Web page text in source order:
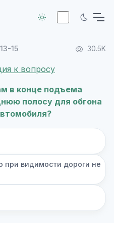
15 30.5K
в конце подъема
полосу для обгона
при видимости дороги не